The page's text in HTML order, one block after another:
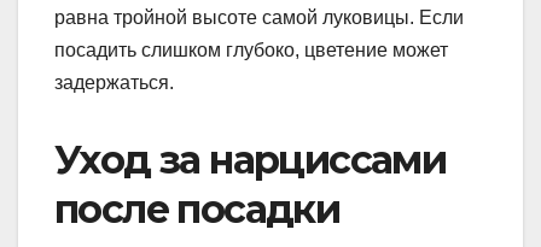
равна тройной высоте самой луковицы. Если
посадить слишком глубоко, цветение может
задержаться.
Уход за нарциссами
после посадки